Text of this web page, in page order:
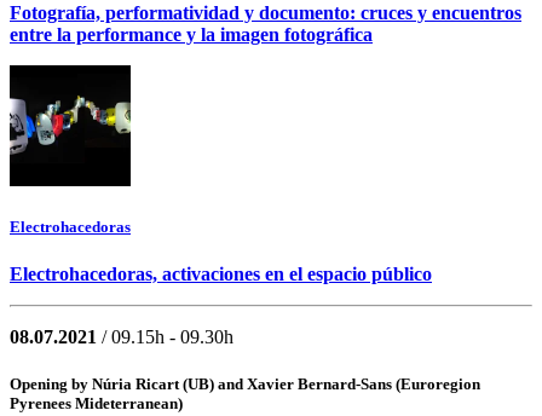
Fotografía, performatividad y documento: cruces y encuentros
entre la performance y la imagen fotográfica
Electrohacedoras
Electrohacedoras, activaciones en el espacio público
08.07.2021 / 09.15h - 09.30h
Opening by Núria Ricart(UB) and Xavier Bernard-Sans (Euroregion
Pyrenees Mideterranean)